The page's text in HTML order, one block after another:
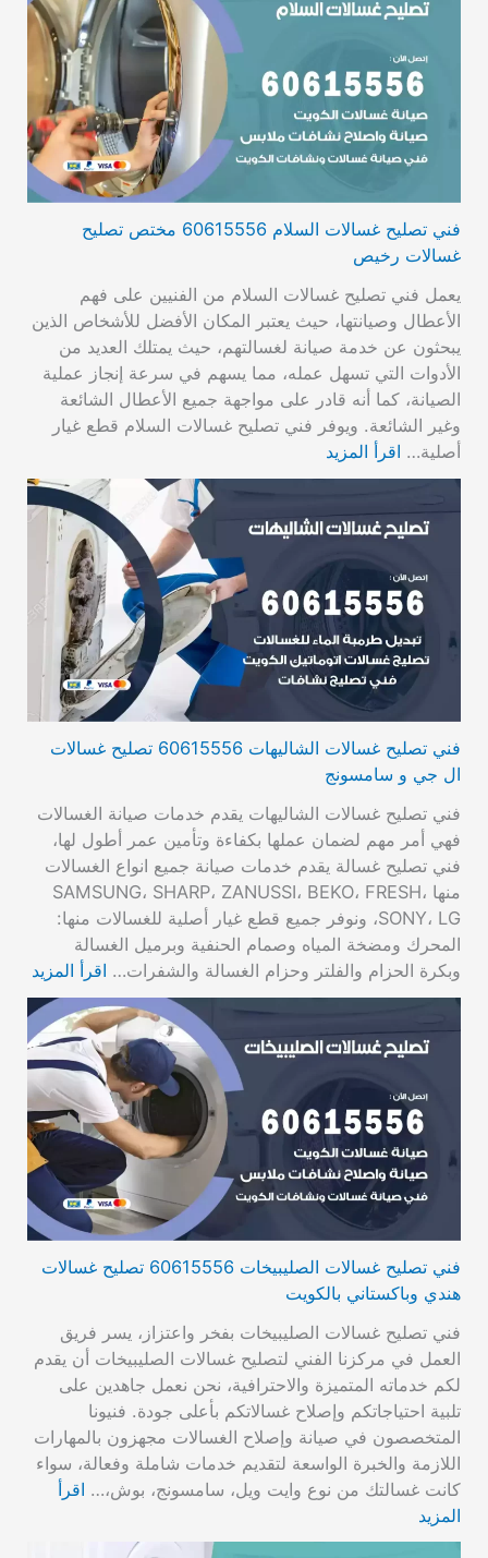
فني تصليح غسالات السلام 60615556 مختص تصليح
غسالات رخيص
يعمل فني تصليح غسالات السلام من الفنيين على فهم
الأعطال وصيانتها، حيث يعتبر المكان الأفضل للأشخاص الذين
يبحثون عن خدمة صيانة لغسالتهم، حيث يمتلك العديد من
الأدوات التي تسهل عمله، مما يسهم في سرعة إنجاز عملية
الصيانة، كما أنه قادر على مواجهة جميع الأعطال الشائعة
وغير الشائعة. ويوفر فني تصليح غسالات السلام قطع غيار
أصلية… اقرأ المزيد
فني تصليح غسالات الشاليهات 60615556 تصليح غسالات
ال جي و سامسونج
فني تصليح غسالات الشاليهات يقدم خدمات صيانة الغسالات
فهي أمر مهم لضمان عملها بكفاءة وتأمين عمر أطول لها،
فني تصليح غسالة يقدم خدمات صيانة جميع انواع الغسالات
منها SAMSUNG، SHARP، ZANUSSI، BEKO، FRESH،
SONY، LG، ونوفر جميع قطع غيار أصلية للغسالات منها:
المحرك ومضخة المياه وصمام الحنفية وبرميل الغسالة
وبكرة الحزام والفلتر وحزام الغسالة والشفرات… اقرأ المزيد
فني تصليح غسالات الصليبيخات 60615556 تصليح غسالات
هندي وباكستاني بالكويت
فني تصليح غسالات الصليبيخات بفخر واعتزاز، يسر فريق
العمل في مركزنا الفني لتصليح غسالات الصليبيخات أن يقدم
لكم خدماته المتميزة والاحترافية، نحن نعمل جاهدين على
تلبية احتياجاتكم وإصلاح غسالاتكم بأعلى جودة. فنيونا
المتخصصون في صيانة وإصلاح الغسالات مجهزون بالمهارات
اللازمة والخبرة الواسعة لتقديم خدمات شاملة وفعالة، سواء
كانت غسالتك من نوع وايت ويل، سامسونج، بوش،… اقرأ
المزيد